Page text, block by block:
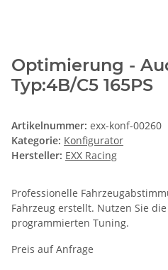
Optimierung -
Typ:4B/C5 165PS
Artikelnummer: exx-konf-00260
Kategorie: Konfigurator
Hersteller: EXX Racing
Professionelle
Fahrzeug erstellt. Nutzen Sie
programmierten Tuning.
Preis auf Anfrage